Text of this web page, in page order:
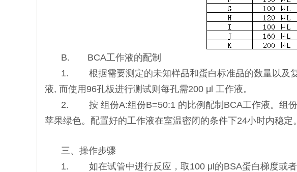
B. BCA工作液的配制
1. 根据需要测定的未知样品和蛋白标准品的数量以及复
液, 而使用96孔板进行测试则每孔需200 μl 工作液。
2. 按 组份A:组份B=50:1 的比例配制BCA工作液。组份
苹果绿色。配置好的工作液在室温密闭的条件下24小时内稳定。
三、操作步骤
1. 如在试管中进行反应，取100 μl的BSA蛋白梯度或者